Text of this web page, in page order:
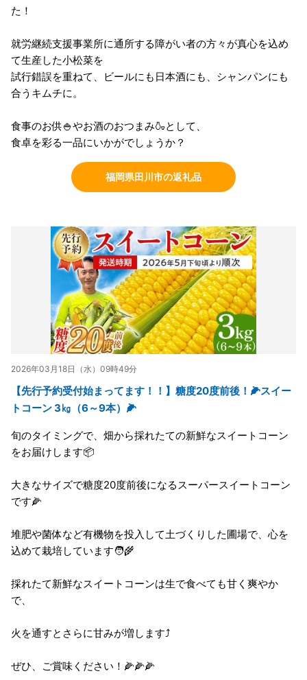
た！
就労継続支援事業所に通所する障がい者の方々が真心を込め
て生産した小松菜を
試行錯誤を重ねて、ビールにも日本酒にも、シャンパンにも
合うキムチに。
食事のお供🍚やお酒のおつまみ🍶として、
食卓を彩る一品にいかがでしょうか？
福岡県田川市の返礼品
2026年03月18日（水）09時49分
【先行予約受付始まってます！！】糖度20度前後！🌽スイー
トコーン 3㎏（6～9本）🌽
旬のタイミングで、畑から採れたての新鮮なスイートコーン
をお届けします📦
大きなサイズで糖度20度前後になるスーパースイートコーン
です🌽
堆肥や菌体など有機物を投入して土づくりした圃場で、心を
込めて栽培しています🧑‍🌾
採れたて新鮮なスイートコーンは生で食べても甘く爽やか
で、
火を通すとさらに甘みが増します⤴️
ぜひ、ご賞味ください！🌽🌽🌽